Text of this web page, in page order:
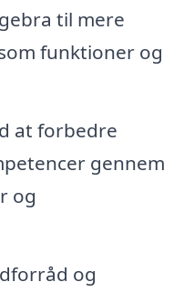
til mere
funktioner og
at forbedre
gennem
og
og